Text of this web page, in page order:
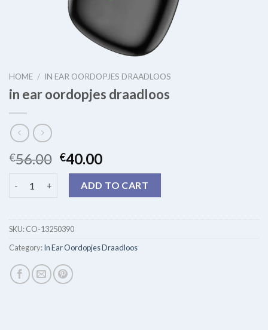
HOME / IN EAR OORDOPJES DRAADLOOS
in ear oordopjes draadloos
€56.00 €40.00
in ear oordopjes draadloos quantity
ADD TO CART
SKU:CO-13250390
Category:In Ear Oordopjes Draadloos